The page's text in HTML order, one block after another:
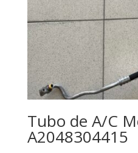
Tubo de A/C
A2048304415